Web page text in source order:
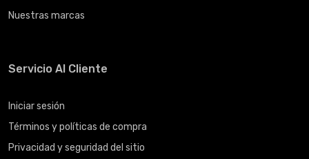
Nuestras marcas
Servicio Al Cliente
Iniciar sesión
Términos y políticas de compra
Privacidad y seguridad del sitio